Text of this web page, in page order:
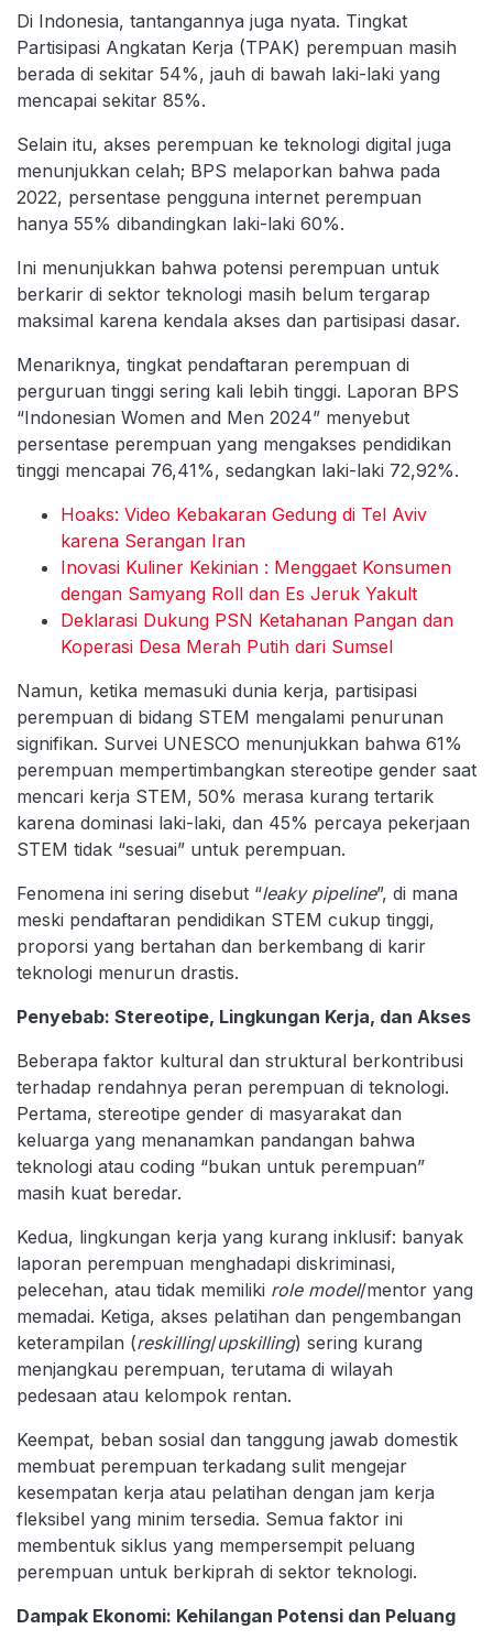
Di Indonesia, tantangannya juga nyata. Tingkat
Partisipasi Angkatan Kerja (TPAK) perempuan masih
berada di sekitar 54%, jauh di bawah laki-laki yang
mencapai sekitar 85%.
Selain itu, akses perempuan ke teknologi digital juga
menunjukkan celah; BPS melaporkan bahwa pada
2022, persentase pengguna internet perempuan
hanya 55% dibandingkan laki-laki 60%.
Ini menunjukkan bahwa potensi perempuan untuk
berkarir di sektor teknologi masih belum tergarap
maksimal karena kendala akses dan partisipasi dasar.
Menariknya, tingkat pendaftaran perempuan di
perguruan tinggi sering kali lebih tinggi. Laporan BPS
“Indonesian Women and Men 2024” menyebut
persentase perempuan yang mengakses pendidikan
tinggi mencapai 76,41%, sedangkan laki-laki 72,92%.
Hoaks: Video Kebakaran Gedung di Tel Aviv
karena Serangan Iran
Inovasi Kuliner Kekinian : Menggaet Konsumen
dengan Samyang Roll dan Es Jeruk Yakult
Deklarasi Dukung PSN Ketahanan Pangan dan
Koperasi Desa Merah Putih dari Sumsel
Namun, ketika memasuki dunia kerja, partisipasi
perempuan di bidang STEM mengalami penurunan
signifikan. Survei UNESCO menunjukkan bahwa 61%
perempuan mempertimbangkan stereotipe gender saat
mencari kerja STEM, 50% merasa kurang tertarik
karena dominasi laki-laki, dan 45% percaya pekerjaan
STEM tidak “sesuai” untuk perempuan.
Fenomena ini sering disebut “leaky pipeline”, di mana
meski pendaftaran pendidikan STEM cukup tinggi,
proporsi yang bertahan dan berkembang di karir
teknologi menurun drastis.
Penyebab: Stereotipe, Lingkungan Kerja, dan Akses
Beberapa faktor kultural dan struktural berkontribusi
terhadap rendahnya peran perempuan di teknologi.
Pertama, stereotipe gender di masyarakat dan
keluarga yang menanamkan pandangan bahwa
teknologi atau coding “bukan untuk perempuan”
masih kuat beredar.
Kedua, lingkungan kerja yang kurang inklusif: banyak
laporan perempuan menghadapi diskriminasi,
pelecehan, atau tidak memiliki role model/mentor yang
memadai. Ketiga, akses pelatihan dan pengembangan
keterampilan (reskilling/upskilling) sering kurang
menjangkau perempuan, terutama di wilayah
pedesaan atau kelompok rentan.
Keempat, beban sosial dan tanggung jawab domestik
membuat perempuan terkadang sulit mengejar
kesempatan kerja atau pelatihan dengan jam kerja
fleksibel yang minim tersedia. Semua faktor ini
membentuk siklus yang mempersempit peluang
perempuan untuk berkiprah di sektor teknologi.
Dampak Ekonomi: Kehilangan Potensi dan Peluang